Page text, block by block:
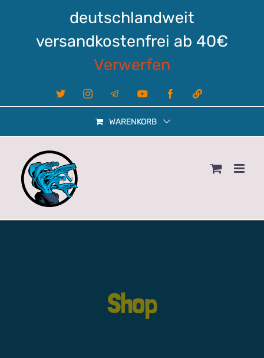
deutschlandweit
versandkostenfrei ab 40€
Verwerfen
X InstagramTelegram YouTube FacebookLinktree
WARENKORB
Shop